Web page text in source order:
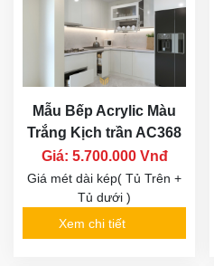
Mẫu Bếp Acrylic Màu
Trắng Kịch trần AC368
Giá: 5.700.000 Vnđ
Giá mét dài kép( Tủ Trên +
Tủ dưới )
Xem chi tiết